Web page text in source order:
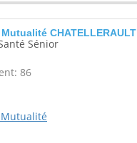
CHATELLERAULT
Sénior
86